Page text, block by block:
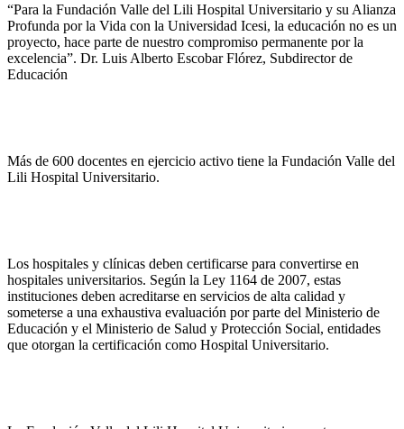
“Para la Fundación Valle del Lili Hospital Universitario y su Alianza
Profunda por la Vida con la Universidad Icesi, la educación no es un
proyecto, hace parte de nuestro compromiso permanente por la
excelencia”. Dr. Luis Alberto Escobar Flórez, Subdirector de
Educación
Más de 600 docentes en ejercicio activo tiene la Fundación Valle del
Lili Hospital Universitario.
Los hospitales y clínicas deben certificarse para convertirse en
hospitales universitarios. Según la Ley 1164 de 2007, estas
instituciones deben acreditarse en servicios de alta calidad y
someterse a una exhaustiva evaluación por parte del Ministerio de
Educación y el Ministerio de Salud y Protección Social, entidades
que otorgan la certificación como Hospital Universitario.